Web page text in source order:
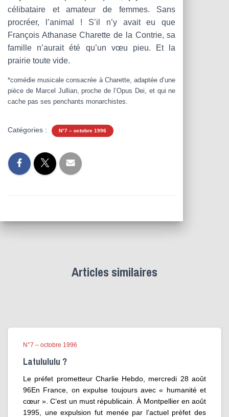
célibataire et amateur de femmes. Sans
procréer, l’animal ! S’il n’y avait eu que
François Athanase Charette de la Contrie, sa
famille n’aurait été qu’un vœu pieu. Et la
prairie toute vide.
*comédie musicale consacrée à Charette, adaptée d’une
pièce de Marcel Jullian, proche de l’Opus Dei, et qui ne
cache pas ses penchants monarchistes.
Catégories : N°7 – octobre 1996
Articles similaires
N°7 – octobre 1996
Latulululu ?
Le préfet prometteur Charlie Hebdo, mercredi 28 août
96En France, on expulse toujours avec « humanité et
cœur ». C’est un must républicain. À Montpellier en août
1995, une expulsion fut menée par l’actuel préfet des